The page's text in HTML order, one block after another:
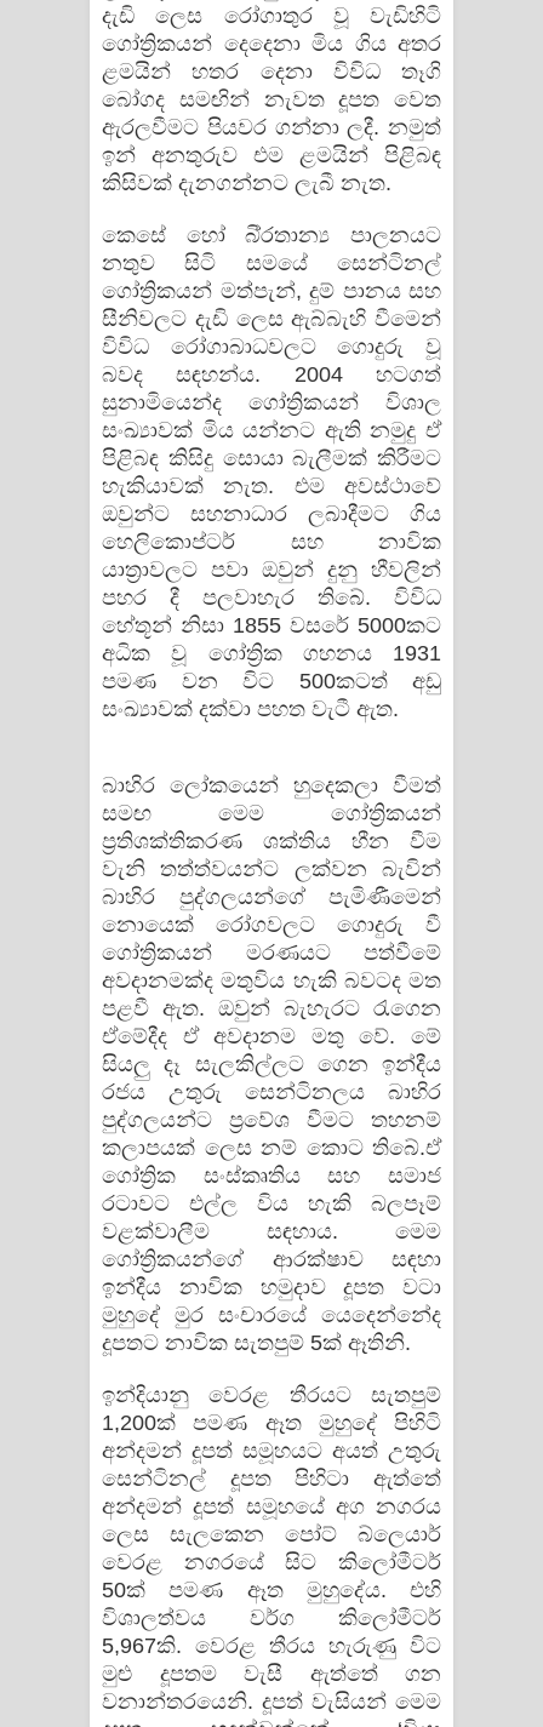
දැඩි ලෙස රෝගාතුර වූ වැඩිහිටි
ගෝත්‍රිකයන් දෙදෙනා මිය ගිය අතර
ළමයින් හතර දෙනා විවිධ තෑගි
බෝගද සමඟින් නැවත දූපත වෙත
ඇරලවීමට පියවර ගන්නා ලදී. නමුත්
ඉන් අනතුරුව එම ළමයින් පිළිබඳ
කිසිවක් දැනගන්නට ලැබී නැත.
කෙසේ හෝ බි්‍රතාන්‍ය පාලනයට
නතුව සිටි සමයේ සෙන්ටිනල්
ගෝත්‍රිකයන් මත්පැන්, දුම් පානය සහ
සීනිවලට දැඩි ලෙස ඇබ්බැහි වීමෙන්
විවිධ රෝගාබාධවලට ගොදුරු වූ
බවද සඳහන්ය. 2004 හටගත්
සුනාමියෙන්ද ගෝත්‍රිකයන් විශාල
සංඛ්‍යාවක් මිය යන්නට ඇති නමුදු ඒ
පිළිබඳ කිසිදු සොයා බැලීමක් කිරීමට
හැකියාවක් නැත. එම අවස්ථාවේ
ඔවුන්ට සහනාධාර ලබාදීමට ගිය
හෙලිකොප්ටර් සහ නාවික
යාත්‍රාවලට පවා ඔවුන් දුනු හීවලින්
පහර දී පලවාහැර තිබේ. විවිධ
හේතූන් නිසා 1855 වසරේ 5000කට
අධික වූ ගෝත්‍රික ගහනය 1931
පමණ වන විට 500කටත් අඩු
සංඛ්‍යාවක් දක්වා පහත වැටී ඇත.
බාහිර ලෝකයෙන් හුදෙකලා වීමත්
සමඟ මෙම ගෝත්‍රිකයන්
ප්‍රතිශක්තිකරණ ශක්තිය හීන වීම
වැනි තත්ත්වයන්ට ලක්වන බැවින්
බාහිර පුද්ගලයන්ගේ පැමිණීමෙන්
නොයෙක් රෝගවලට ගොදුරු වී
ගෝත්‍රිකයන් මරණයට පත්වීමේ
අවදානමක්ද මතුවිය හැකි බවටද මත
පළවී ඇත. ඔවුන් බැහැරට රැගෙන
ඒමේදීද ඒ අවදානම මතු වේ. මේ
සියලු දෑ සැලකිල්ලට ගෙන ඉන්දීය
රජය උතුරු සෙන්ටිනලය බාහිර
පුද්ගලයන්ට ප්‍රවේශ වීමට තහනම්
කලාපයක් ලෙස නම් කොට තිබේ.ඒ
ගෝත්‍රික සංස්කෘතිය සහ සමාජ
රටාවට එල්ල විය හැකි බලපෑම්
වළක්වාලීම සඳහාය. මෙම
ගෝත්‍රිකයන්ගේ ආරක්ෂාව සඳහා
ඉන්දීය නාවික හමුදාව දූපත වටා
මුහුදේ මුර සංචාරයේ යෙදෙන්නේද
දූපතට නාවික සැතපුම් 5ක් ඈතිනි.
ඉන්දියානු වෙරළ තීරයට සැතපුම්
1,200ක් පමණ ඈත මුහුදේ පිහිටි
අන්දමන් දූපත් සමූහයට අයත් උතුරු
සෙන්ටිනල් දූපත පිහිටා ඇත්තේ
අන්දමන් දූපත් සමූහයේ අග නගරය
ලෙස සැලකෙන පෝට් බ්ලෙයාර්
වෙරළ නගරයේ සිට කිලෝමීටර්
50ක් පමණ ඈත මුහුදේය. එහි
විශාලත්වය වර්ග කිලෝමීටර්
5,967කි. වෙරළ තීරය හැරුණු විට
මුළු දූපතම වැසී ඇත්තේ ගන
වනාන්තරයෙනි. දූපත් වැසියන් මෙම